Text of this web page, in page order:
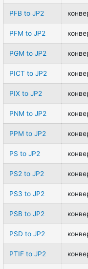
PFB to JP2
PFM to JP2
PGM to JP2
PICT to JP2
PIX to JP2
PNM to JP2
PPM to JP2
PS to JP2
PS2 to JP2
PS3 to JP2
PSB to JP2
PSD to JP2
PTIF to JP2